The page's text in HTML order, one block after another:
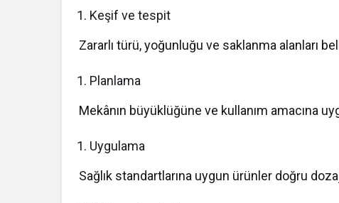
Keşif ve tespit
Zararlı türü, yoğunluğu ve saklanma alanları
Planlama
Mekânın büyüklüğüne ve kullanım amacına
Uygulama
Sağlık standartlarına uygun ürünler doğru